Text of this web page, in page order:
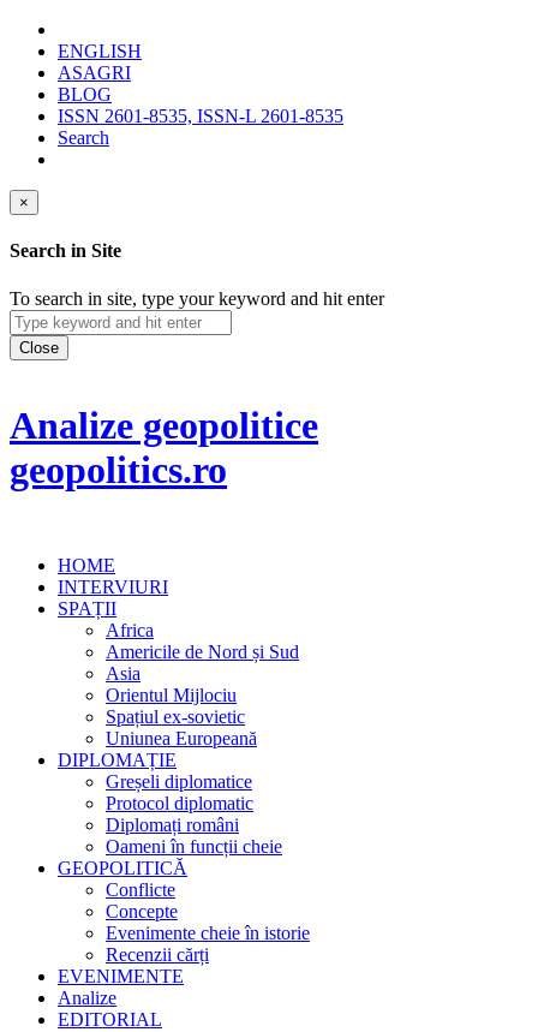
ENGLISH
ASAGRI
BLOG
ISSN 2601-8535, ISSN-L 2601-8535
Search
×
Search in Site
To search in site, type your keyword and hit enter
Close
Analize geopolitice
geopolitics.ro
HOME
INTERVIURI
SPAȚII
Africa
Americile de Nord și Sud
Asia
Orientul Mijlociu
Spațiul ex-sovietic
Uniunea Europeană
DIPLOMAȚIE
Greșeli diplomatice
Protocol diplomatic
Diplomați români
Oameni în funcții cheie
GEOPOLITICĂ
Conflicte
Concepte
Evenimente cheie în istorie
Recenzii cărți
EVENIMENTE
Analize
EDITORIAL